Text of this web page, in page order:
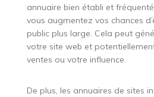
annuaire bien établi et
vous augmentez vos chances
public plus large. Cela peut
votre site web et
ventes ou votre influence.
De plus, les annuaires de sites